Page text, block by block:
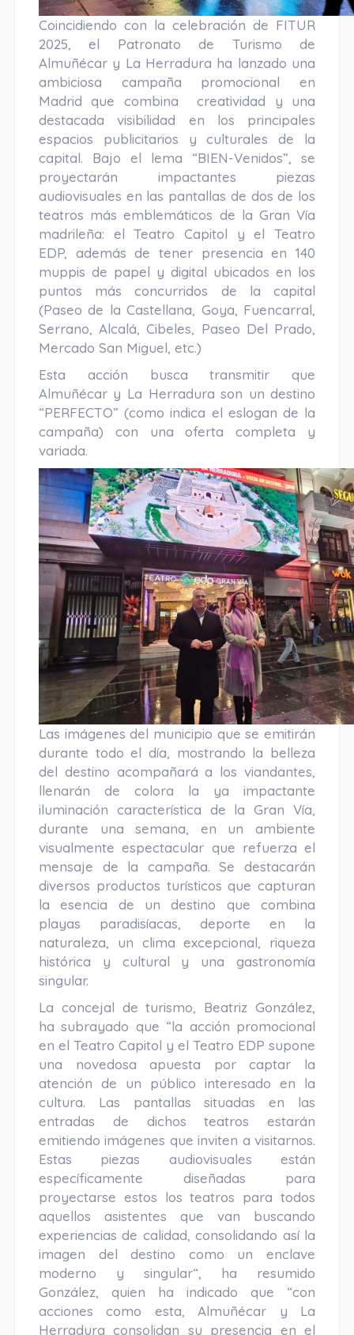
Coincidiendo con la celebración de FITUR
2025, el Patronato de Turismo de
Almuñécar y La Herradura ha lanzado una
ambiciosa campaña promocional en
Madrid que combina creatividad y una
destacada visibilidad en los principales
espacios publicitarios y culturales de la
capital. Bajo el lema “BIEN-Venidos”, se
proyectarán impactantes piezas
audiovisuales en las pantallas de dos de los
teatros más emblemáticos de la Gran Vía
madrileña: el Teatro Capitol y el Teatro
EDP, además de tener presencia en 140
muppis de papel y digital ubicados en los
puntos más concurridos de la capital
(Paseo de la Castellana, Goya, Fuencarral,
Serrano, Alcalá, Cibeles, Paseo Del Prado,
Mercado San Miguel, etc.)
Esta acción busca transmitir que
Almuñécar y La Herradura son un destino
“PERFECTO” (como indica el eslogan de la
campaña) con una oferta completa y
variada.
Las imágenes del municipio que se emitirán
durante todo el día, mostrando la belleza
del destino acompañará a los viandantes,
llenarán de colora la ya impactante
iluminación característica de la Gran Vía,
durante una semana, en un ambiente
visualmente espectacular que refuerza el
mensaje de la campaña. Se destacarán
diversos productos turísticos que capturan
la esencia de un destino que combina
playas paradisíacas, deporte en la
naturaleza, un clima excepcional, riqueza
histórica y cultural y una gastronomía
singular.
La concejal de turismo, Beatriz González,
ha subrayado que “la acción promocional
en el Teatro Capitol y el Teatro EDP supone
una novedosa apuesta por captar la
atención de un público interesado en la
cultura. Las pantallas situadas en las
entradas de dichos teatros estarán
emitiendo imágenes que inviten a visitarnos.
Estas piezas audiovisuales están
específicamente diseñadas para
proyectarse estos los teatros para todos
aquellos asistentes que van buscando
experiencias de calidad, consolidando así la
imagen del destino como un enclave
moderno y singular“, ha resumido
González, quien ha indicado que “con
acciones como esta, Almuñécar y La
Herradura consolidan su presencia en el